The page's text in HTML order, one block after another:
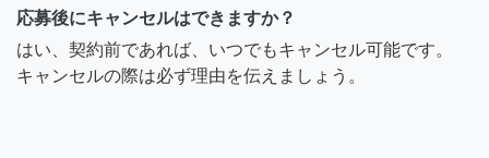
応募後にキャンセルはできますか？
はい、契約前であれば、いつでもキャンセル可能です。
キャンセルの際は必ず理由を伝えましょう。